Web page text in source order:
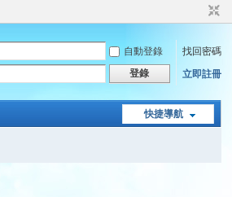
自動登錄
找回密碼
登錄 立即註冊
快捷導航